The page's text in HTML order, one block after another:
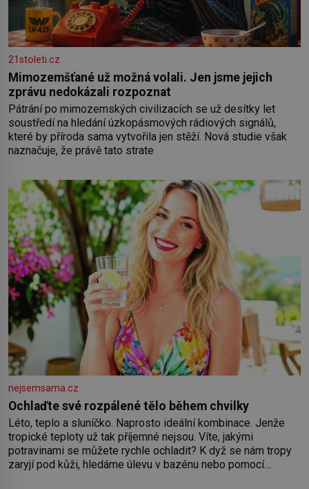
21stoleti.cz
Mimozemšťané už možná volali. Jen jsme jejich
zprávu nedokázali rozpoznat
Pátrání po mimozemských civilizacích se už desítky let
soustředí na hledání úzkopásmových rádiových signálů,
které by příroda sama vytvořila jen stěží. Nová studie však
naznačuje, že právě tato strate
nejsemsama.cz
Ochlaďte své rozpálené tělo během chvilky
Léto, teplo a sluníčko. Naprosto ideální kombinace. Jenže
tropické teploty už tak příjemné nejsou. Víte, jakými
potravinami se můžete rychle ochladit? K dyž se nám tropy
zaryjí pod kůži, hledáme úlevu v bazénu nebo pomocí